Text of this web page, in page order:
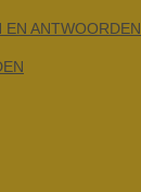
ANTWOORDEN